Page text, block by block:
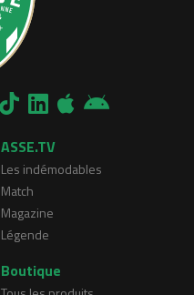
ASSE.TV
Les indémodables
Match
Magazine
Légende
Boutique